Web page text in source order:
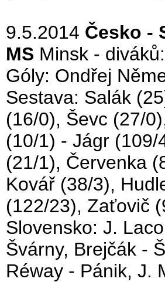
9.5.2014 Česko -
MS Minsk -
Góly: Ondřej
Sestava: Salák
(16/0), Ševc (27/
(10/1) - Jágr (109/
(21/1), Červenka
Kovář (38/3),
(122/23), Zaťovič
Slovensko: J.
Švárny, Brejčák -
Réway - Pánik, J.